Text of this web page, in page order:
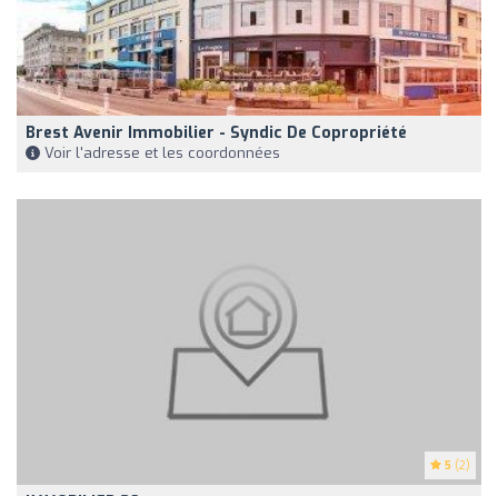
Brest Avenir Immobilier - Syndic De Copropriété
Voir l'adresse et les coordonnées
5 (2)